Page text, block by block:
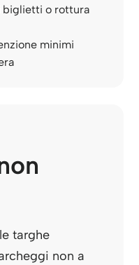
biglietti o rottura
minimi
targhe
non a